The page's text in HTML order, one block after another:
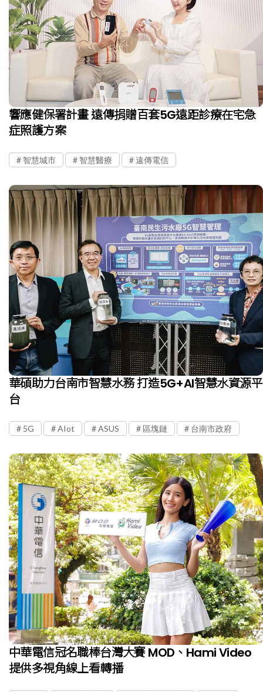
響應健保署計畫 遠傳捐贈百套5G遠距診療在宅急
症照護方案
智慧城市 智慧醫療 遠傳電信
華碩助力台南市智慧水務 打造5G+AI智慧水資源平
台
5G AIot ASUS 區塊鏈 台南市政府
中華電信冠名職棒台灣大賽 MOD、Hami Video
提供多視角線上看轉播